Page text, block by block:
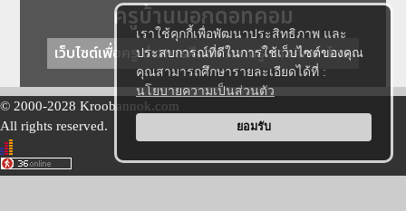
เราใช้คุกกี้เพื่อพัฒนาประสิทธิภาพ และ
ประสบการณ์ที่ดีในการใช้เว็บไซต์ของคุณ
คุณสามารถศึกษารายละเอียดได้ที่ :
นโยบายความเป็นส่วนตัว
ยอมรับ
ครูบ้านนอกดอทคอม
เว็บไซต์เพื่อครู ข่าวการศึกษา ความรู้ การศึกษาไทย
© 2000-2028 Kroobannok.com
All rights reserved.